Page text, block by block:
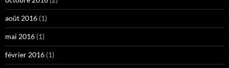
août 2016 (1)
mai 2016 (1)
février 2016 (1)